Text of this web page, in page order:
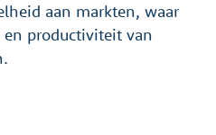
aan markten, waar
productiviteit van